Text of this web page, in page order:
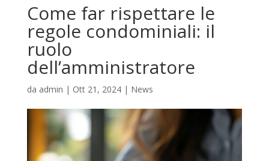
Come far rispettare le
regole condominiali: il
ruolo
dell’amministratore
da admin | Ott 21, 2024| News